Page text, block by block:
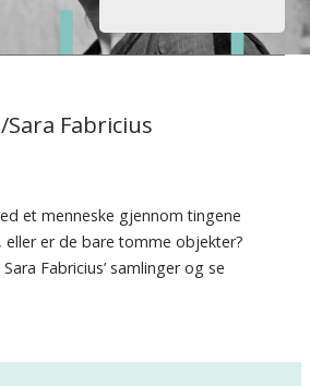
Sara Fabricius
et menneske gjennom tingene
er de bare tomme objekter?
Fabricius’ samlinger og se